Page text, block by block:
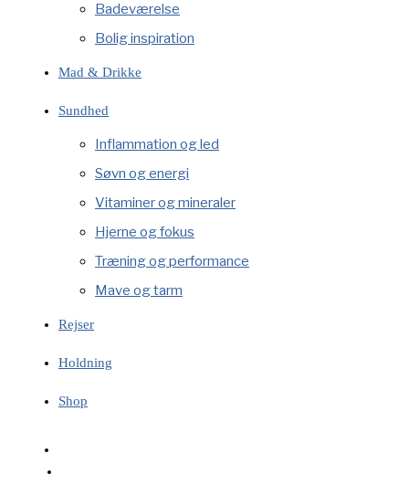
Badeværelse
Bolig inspiration
Mad & Drikke
Sundhed
Inflammation og led
Søvn og energi
Vitaminer og mineraler
Hjerne og fokus
Træning og performance
Mave og tarm
Rejser
Holdning
Shop